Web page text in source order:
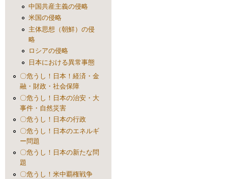
中国共産主義の侵略
米国の侵略
主体思想（朝鮮）の侵
略
ロシアの侵略
日本における異常事態
〇危うし！日本！経済・金
融・財政・社会保障
〇危うし！日本の治安・大
事件・自然災害
〇危うし！日本の行政
〇危うし！日本のエネルギ
ー問題
〇危うし！日本の新たな問
題
〇危うし！米中覇権戦争